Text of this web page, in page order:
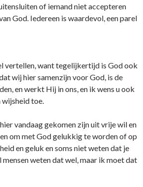
of iemand niet accepteren
God. Iedereen is waardevol, een parel
vertellen, want tegelijkertijd is God ook
wij hier samenzijn voor God, is de
en werkt Hij in o­ns, en ik wens u ook
wijsheid toe.
vandaag gekomen zijn uit vrije wil en
om met God gelukkig te worden of op
en geluk en soms niet weten dat je
weten dat wel, maar ik moet dat